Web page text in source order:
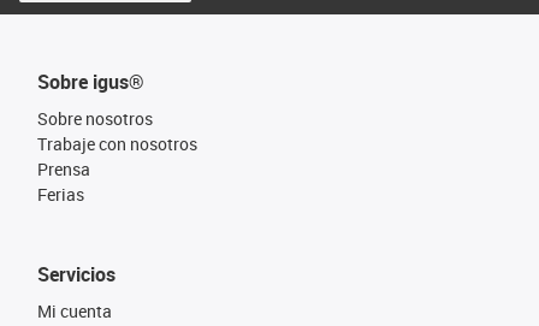
Sobre igus®
Sobre nosotros
Trabaje con nosotros
Prensa
Ferias
Servicios
Mi cuenta